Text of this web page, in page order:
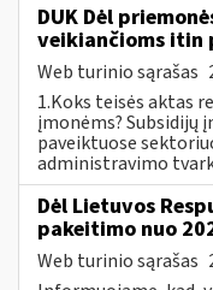
DUK Dėl
veikiančioms itin
Web turinio sąrašas
1.Koks teisės aktas
įmonėms? Subsidijų
paveiktuose
administravimo
Dėl Lietuvos
pakeitimo nuo
Web turinio sąrašas